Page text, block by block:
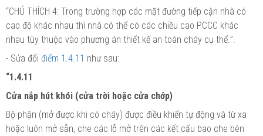
“CHÚ THÍCH 4: Trong trường hợp các mặt đường tiếp cận nhà có
cao độ khác nhau thì nhà có thểcó các chiều cao PCCC khác
nhau tùy thuộc vào phương án thiết kế an toàn cháy cụ thể.”
- Sửa đổi điểm 1.4.11 như sau:
“1.4.11
Cửa nắp hút khói (cửa trời hoặc cửa chớp)
Bộ phận (mở được khi có cháy) được điều khiển tự động và từ xa
hoặc luôn mở sẵn, che các lỗ mở trên các kết cấu bao che bên